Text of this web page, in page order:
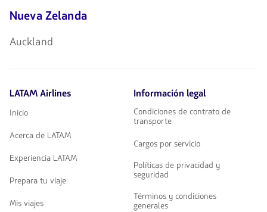
Nueva Zelanda
Auckland
LATAM Airlines
Inicio
Acerca de LATAM
Experiencia LATAM
Prepara tu viaje
Mis viajes
Información legal
Condiciones de contrato de
transporte
Cargos por servicio
Políticas de privacidad y
seguridad
Términos y condiciones
generales